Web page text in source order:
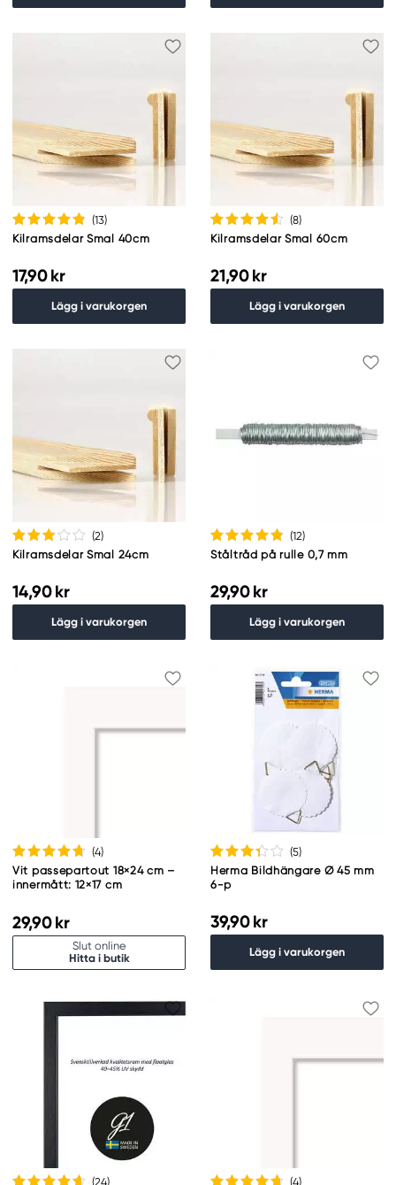
(13)
Kilramsdelar Smal 40cm
17,90 kr
Lägg i varukorgen
(8)
Kilramsdelar Smal 60cm
21,90 kr
Lägg i varukorgen
(2)
Kilramsdelar Smal 24cm
14,90 kr
Lägg i varukorgen
(12)
Ståltråd på rulle 0,7 mm
29,90 kr
Lägg i varukorgen
(4)
Vit passepartout 18×24 cm –
innermått: 12×17 cm
29,90 kr
Slut online
Hitta i butik
(5)
Herma Bildhängare Ø 45 mm
6-p
39,90 kr
Lägg i varukorgen
(24) (4)